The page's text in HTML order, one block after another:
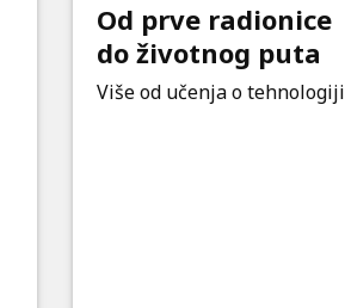
Od prve radionice
do životnog puta
Više od učenja o tehnologiji